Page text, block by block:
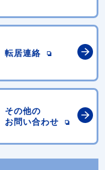
転居連絡
その他の
お問い合わせ